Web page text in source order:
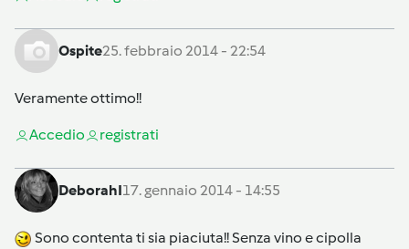
Ospite25. febbraio 2014 - 22:54
Veramente ottimo!!
Accedio registrati
DeborahI17. gennaio 2014 - 14:55
Sono contenta ti sia piaciuta!! Senza vino e cipolla